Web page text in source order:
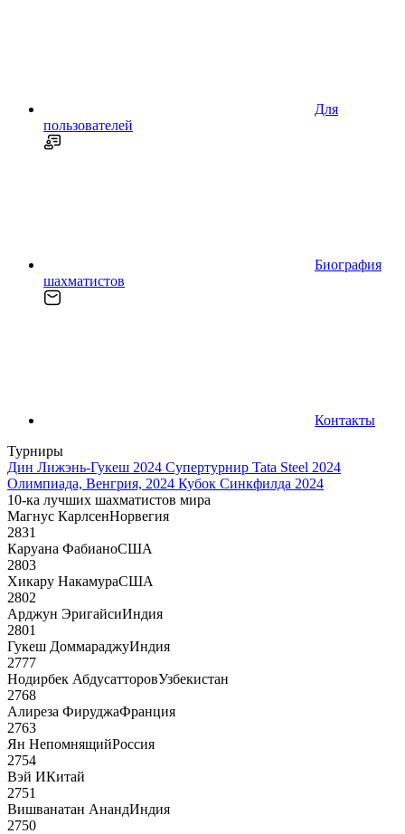
Для
пользователей
Биография
шахматистов
Контакты
Турниры
Дин Лижэнь-Гукеш 2024 Супертурнир Tata Steel 2024
Олимпиада, Венгрия, 2024 Кубок Синкфилда 2024
10-ка лучших шахматистов мира
Магнус КарлсенНорвегия
2831
Каруана ФабианоСША
2803
Хикару НакамураСША
2802
Арджун ЭригайсиИндия
2801
Гукеш ДоммараджуИндия
2777
Нодирбек АбдусатторовУзбекистан
2768
Алиреза ФируджаФранция
2763
Ян НепомнящийРоссия
2754
Вэй ИКитай
2751
Вишванатан АнандИндия
2750